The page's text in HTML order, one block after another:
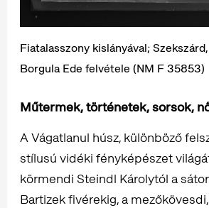
Fiatalasszony kislányával;
Borgula Ede felvétele (NM F 35853)
Műtermek, történetek, sorsok,
A Vágatlanul húsz, különböző
stílusú vidéki fényképészet
körmendi Steindl Károlytól a
Bartizek fivérekig, a